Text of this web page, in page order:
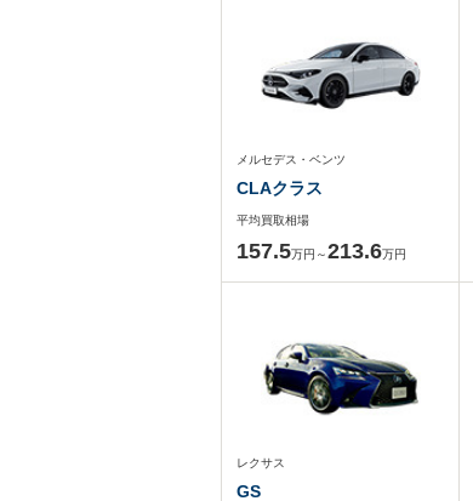
メルセデス・ベンツ
CLAクラス
平均買取相場
157.5万円～213.6万円
レクサス
GS